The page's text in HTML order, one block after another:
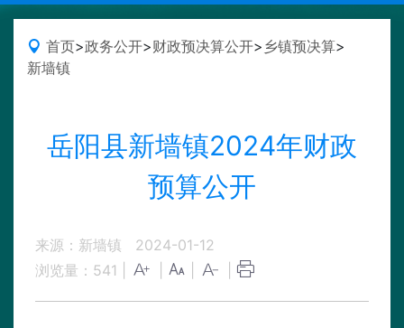
首页>政务公开>财政预决算公开> 乡镇预决算>
新墙镇
岳阳县新墙镇2024年财政
预算公开
来源：新墙镇
2024-01-12
浏览量： 541